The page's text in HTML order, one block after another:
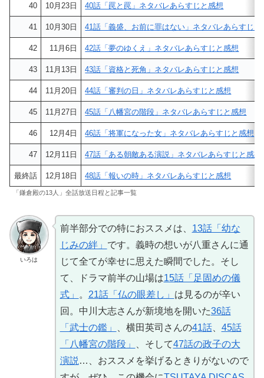
40 10月23日 40話「罠と罠」ネタバレあらすじと感想
41 10月30日 41話「義盛、お前に罪はない」ネタバレあらすじと
42 11月6日 42話「夢のゆくえ」ネタバレあらすじと感想
43 11月13日 43話「資格と死角」ネタバレあらすじと感想
44 11月20日 44話「審判の日」ネタバレあらすじと感想
45 11月27日 45話「八幡宮の階段」ネタバレあらすじと感想
46 12月4日 46話「将軍になった女」ネタバレあらすじと感想
47 12月11日 47話「ある朝敵ある演説」ネタバレあらすじと感想
最終話 12月18日 48話「報いの時」ネタバレあらすじと感想
「鎌倉殿の13人」全話放送日程と記事一覧
いろは
前半部分での特におススメは、 13話「幼な
じみの絆」 です。義時の想いが八重さんに通
じて全てが幸せに思えた瞬間でした。そし
て、ドラマ前半の山場は15話「足固めの儀
式」
。 21話「仏の眼差し」 は見るのが辛い
回。中川大志さんが新境地を開いた36話
「武士の鑑」
、横田英司さんの41話、 45話
「八幡宮の階段」
、そして47話の政子の大
演説 …、おススメを挙げるときりがないので